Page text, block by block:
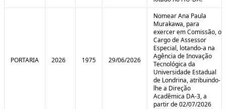
PORTARIA 2026 1975 29/06/2026
Nomear Ana Paula
Murakawa, para
exercer em Comissão, o
Cargo de Assessor
Especial, lotando-a na
Agência de Inovação
Tecnológica da
Universidade Estadual
de Londrina, atribuindo-
lhe a Direção
Acadêmica DA-3, a
partir de 02/07/2026